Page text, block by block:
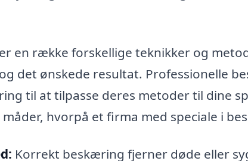
en række forskellige teknikker og
det ønskede resultat. Professionelle
til at tilpasse deres metoder til dine
hvorpå et firma med speciale i
Korrekt beskæring fjerner døde eller